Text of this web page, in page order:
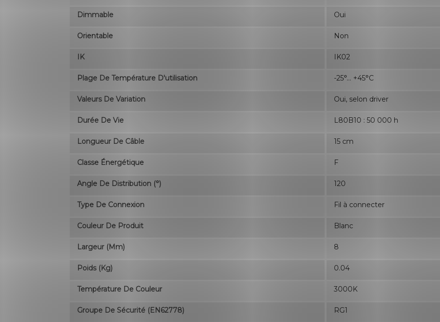
Dimmable Oui
Orientable Non
IK IK02
Plage De Température D'utilisation -25°... +45°C
Valeurs De Variation Oui, selon driver
Durée De Vie L80B10 : 50 000 h
Longueur De Câble 15 cm
Classe Énergétique F
Angle De Distribution (°) 120
Type De Connexion Fil à connecter
Couleur De Produit Blanc
Largeur (mm) 8
Poids (kg) 0.04
Température De Couleur 3000K
Groupe De Sécurité (EN62778) RG1